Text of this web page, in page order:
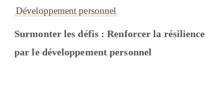
Développement personnel
Surmonter les défis : Renforcer la résilience
par le développement personnel